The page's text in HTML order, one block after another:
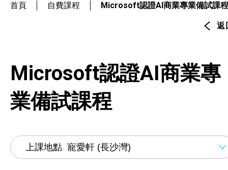
自費課程
急救課程
髮型改造
美顏妝扮
首頁 自費課程 Microsoft認證AI商業專業備試課程
返
Microsoft認證AI商業專
業備試課程